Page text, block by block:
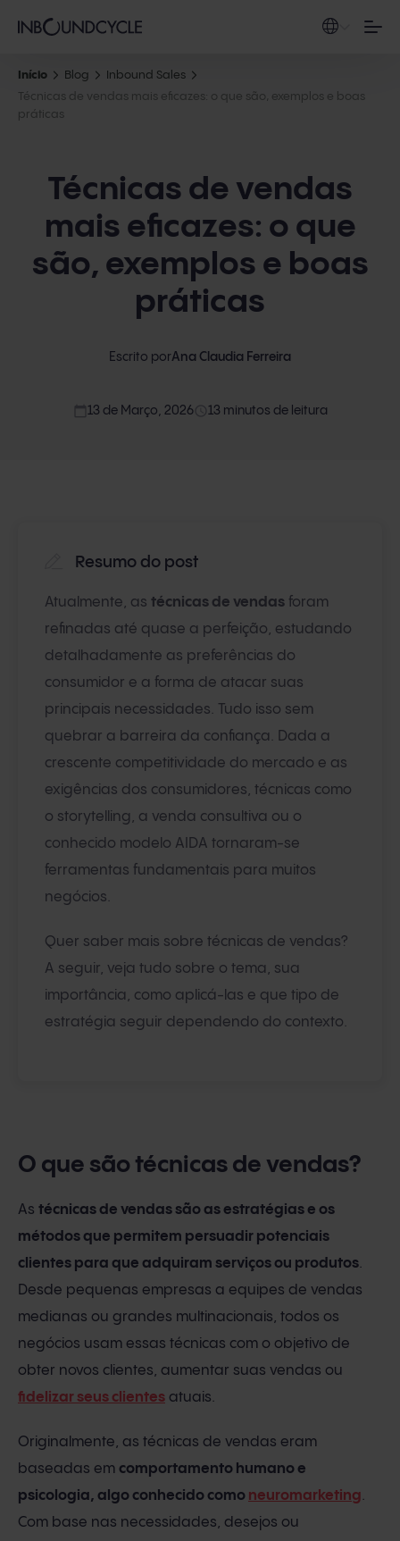
Início Blog
Inbound Sales
Técnicas de vendas mais eficazes: o que são, exemplos e boas
práticas
Técnicas de vendas
mais eficazes: o que
são, exemplos e boas
práticas
Escrito porAna Claudia Ferreira
access_time 13 minutos de leitura
13 de Março, 2026
Resumo do post
Atualmente, as técnicas de vendas foram
refinadas até quase a perfeição, estudando
detalhadamente as preferências do
consumidor e a forma de atacar suas
principais necessidades. Tudo isso sem
quebrar a barreira da confiança. Dada a
crescente competitividade do mercado e as
exigências dos consumidores, técnicas como
o storytelling, a venda consultiva ou o
conhecido modelo AIDA tornaram-se
ferramentas fundamentais para muitos
negócios.
Quer saber mais sobre técnicas de vendas?
A seguir, veja tudo sobre o tema, sua
importância, como aplicá-las e que tipo de
estratégia seguir dependendo do contexto.
O que são técnicas de vendas?
As técnicas de vendas são as estratégias e os
métodos que permitem persuadir potenciais
clientes para que adquiram serviços ou produtos.
Desde pequenas empresas a equipes de vendas
medianas ou grandes multinacionais, todos os
negócios usam essas técnicas com o objetivo de
obter novos clientes, aumentar suas vendas ou
fidelizar seus clientes atuais.
Originalmente, as técnicas de vendas eram
baseadas em comportamento humano e
psicologia, algo conhecido como neuromarketing.
Com base nas necessidades, desejos ou